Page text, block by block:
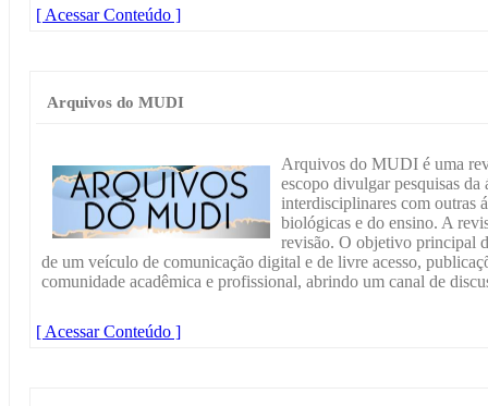
[ Acessar Conteúdo ]
Arquivos do MUDI
Arquivos do MUDI é uma
escopo divulgar pesquisas da
interdisciplinares com outras
biológicas e do ensino. A
revisão. O objetivo principal
de um veículo de comunicação digital e de livre acesso,
comunidade acadêmica e profissional, abrindo um canal de
[ Acessar Conteúdo ]